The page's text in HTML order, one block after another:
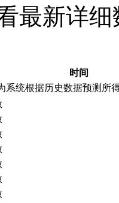
最新详细
时间
系统根据历史数据预测所